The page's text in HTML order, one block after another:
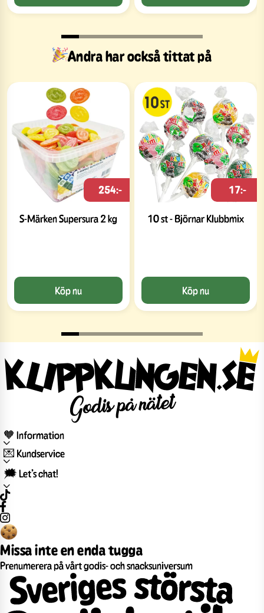
Andra har också tittat på
S-Märken Supersura 2 kg
254:-
Köp nu
10 st - Björnar Klubbmix
17:-
Köp nu
🧡 Information
💌 Kundservice
🗯️ Let’s chat!
Missa inte en enda tugga
Prenumerera på vårt godis- och snacksuniversum